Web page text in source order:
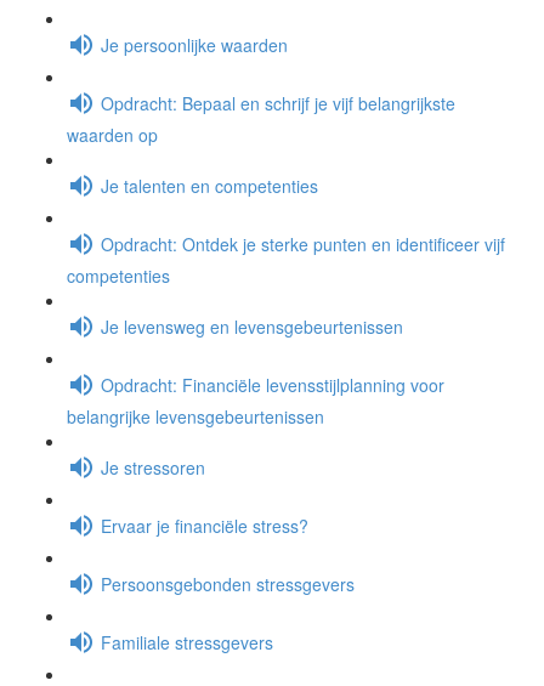
Je persoonlijke waarden
Opdracht: Bepaal en schrijf je vijf belangrijkste
waarden op
Je talenten en competenties
Opdracht: Ontdek je sterke punten en identificeer vijf
competenties
Je levensweg en levensgebeurtenissen
Opdracht: Financiële levensstijlplanning voor
belangrijke levensgebeurtenissen
Je stressoren
Ervaar je financiële stress?
Persoonsgebonden stressgevers
Familiale stressgevers